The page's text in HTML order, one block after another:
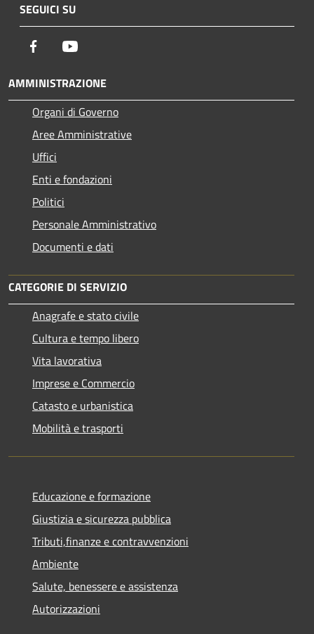
SEGUICI SU
Facebook
AMMINISTRAZIONE
Organi di Governo
Aree Amministrative
Uffici
Enti e fondazioni
Politici
Personale Amministrativo
Documenti e dati
CATEGORIE DI SERVIZIO
Anagrafe e stato civile
Cultura e tempo libero
Vita lavorativa
Imprese e Commercio
Catasto e urbanistica
Mobilità e trasporti
Educazione e formazione
Giustizia e sicurezza pubblica
Tributi,finanze e contravvenzioni
Ambiente
Salute, benessere e assistenza
Autorizzazioni